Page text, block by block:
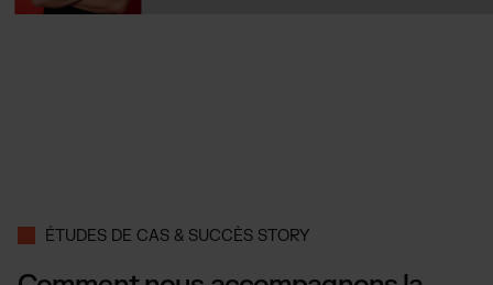
ÉTUDES DE CAS & SUCCÈS STORY